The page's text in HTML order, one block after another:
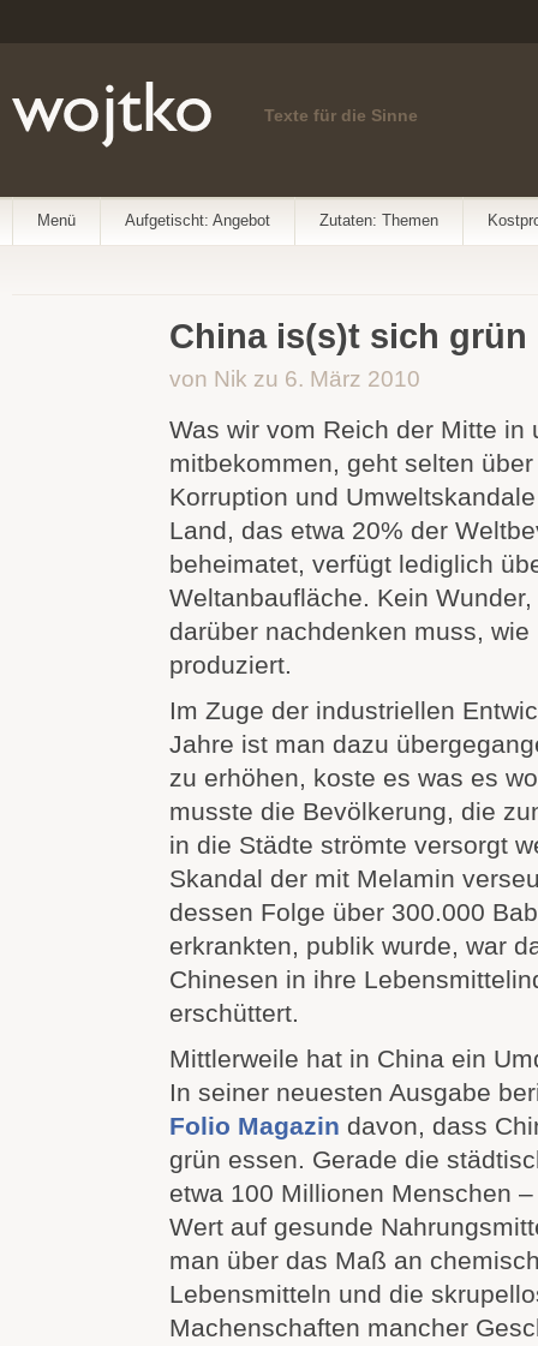
Texte für die Sinne
Menü Aufgetischt: Angebot Zutaten: Themen
China is(s)t sich grün
von Nik zu 6. März 2010
Was wir vom Reich der Mitte in
mitbekommen, geht selten
Korruption und
Land, das etwa 20% der
beheimatet, verfügt lediglich
Weltanbaufläche. Kein
darüber nachdenken muss,
produziert.
Im Zuge der industriellen
Jahre ist man dazu
zu erhöhen, koste es was es
musste die Bevölkerung, die
in die Städte strömte versorgt
Skandal der mit Melamin
dessen Folge über 300.000
erkrankten, publik wurde, war
Chinesen in ihre
erschüttert.
Mittlerweile hat in China ein
In seiner neuesten Ausgabe
Folio Magazin davon, dass
grün essen. Gerade die
etwa 100 Millionen Menschen
Wert auf gesunde
man über das Maß an
Lebensmitteln und die
Machenschaften mancher